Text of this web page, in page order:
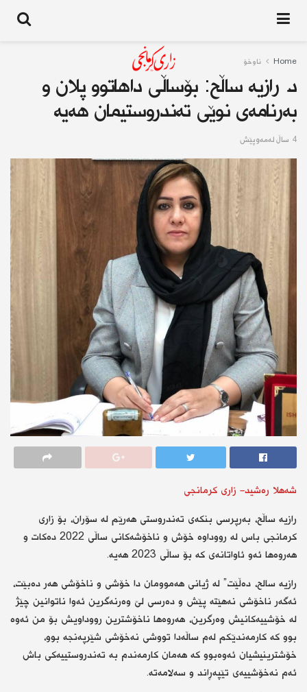
Home ناوخۆ
د. رازیە ساڵح: بۆساڵی داهاتوو پلان و
بەرنامەی نوێى تەندروستیمان هه‌یه‌
4 ساڵ له‌مه‌وپێش
شەهلا رەشید- زاری كرمانجی
رازیە ساڵح، بەرپرسی بنكەی تەندروستی هەرێم لە سۆران، بۆ زاری
كرمانجی باس لە رووداوە خۆش و ناخۆشەكانی ساڵی 2022 دەكات و
هەروەها ئەو ئاواتانەی كە بۆ ساڵی 2023 هەیە.
رازیە سالح، دەڵێت” لە ژیانی هەموومان دا خۆشی و ناخۆشی هەر دەبێت،
ئەگەر ناخۆشی نەهێتە پێش و دەرسی لێ وەرنەگرین ئەوا ناتوانین چێژ
لە خۆشییەكانیش وەرگرین، هەروەها ناخۆشترین رووداویش بۆ من ئەوە
بوو كە كارمەندێكم لەم ساڵەدا تووشی نەخۆشی شێرپەنجە بوو،
خۆشترینیشیان ئەوەبوو كە هەمان كارمەندم بە تەندروستییەكی باش
ئەم نەخۆشییەی تێپەڕاند و سەلامەتە.